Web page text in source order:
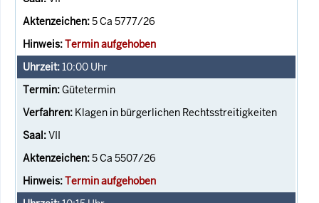
5 Ca 5777/26
Termin aufgehoben
10:00 Uhr
Gütetermin
Klagen in bürgerlichen Rechtsstreitigkeiten
VII
5 Ca 5507/26
Termin aufgehoben